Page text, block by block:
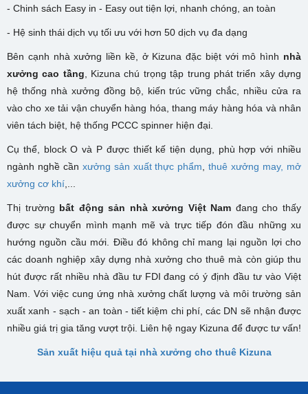
- Chinh sách Easy in - Easy out tiện lợi, nhanh chóng, an toàn
- Hệ sinh thái dịch vụ tối ưu với hơn 50 dịch vụ đa dạng
Bên cạnh nhà xưởng liền kề, ở Kizuna đặc biệt với mô hình nhà
xưởng cao tầng , Kizuna chú trọng tập trung phát triển xây dựng
hệ thống nhà xưởng đồng bộ, kiến trúc vững chắc, nhiều cửa ra
vào cho xe tải vận chuyển hàng hóa, thang máy hàng hóa và nhân
viên tách biệt, hệ thống PCCC spinner hiện đại.
Cụ thể, block O và P được thiết kế tiện dụng, phù hợp với nhiều
ngành nghề cần xưởng sản xuất thực phẩm ,thuê xưởng may, mở
xưởng cơ khí
Thị trường bất động sản nhà xưởng Việt Nam đang cho thấy
được sự chuyển mình mạnh mẽ và trực tiếp đón đầu những xu
hướng nguồn cầu mới. Điều đó không chỉ mang lại nguồn lợi cho
các doanh nghiệp xây dựng nhà xưởng cho thuê mà còn giúp thu
hút được rất nhiều nhà đầu tư FDI đang có ý định đầu tư vào Việt
Nam. Với việc cung ứng nhà xưởng chất lượng và môi trường sản
xuất xanh - sạch - an toàn - tiết kiệm chi phí, các DN sẽ nhận được
nhiều giá trị gia tăng vượt trội. Liên hệ ngay Kizuna để được tư vấn!
Sản xuất hiệu quả tại nhà xưởng cho thuê Kizuna